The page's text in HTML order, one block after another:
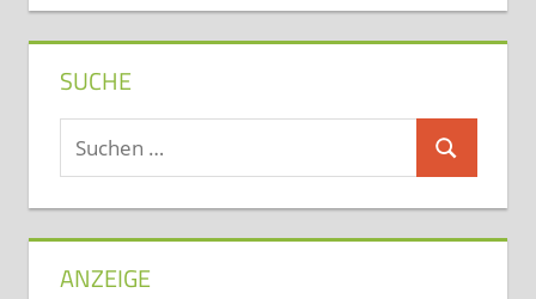
SUCHE
Suchen
nach:
Suchen
ANZEIGE